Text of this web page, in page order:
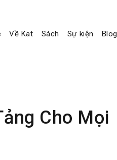
Về Kat Sách Sự kiện Blog
Cho Mọi